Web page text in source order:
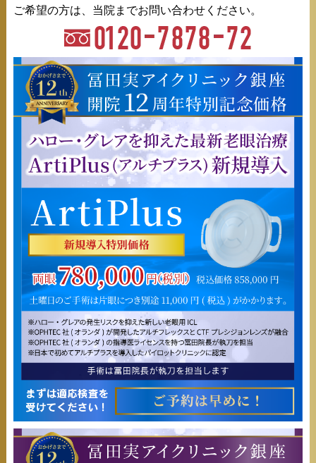
ご希望の方は、当院までお問い合わせください。